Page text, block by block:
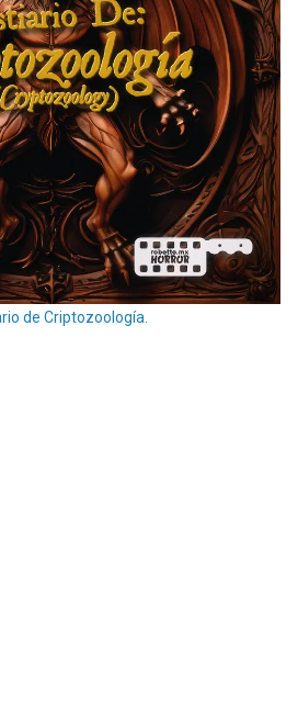
de Criptozoología.